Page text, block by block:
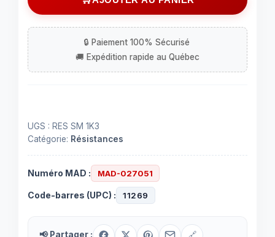
1.3
surface
mount
UGS : RES SM 1K3
Catégorie: Résistances
Numéro MAD : MAD-027051
Code-barres (UPC) : 11269
📢 Partager : 🔗